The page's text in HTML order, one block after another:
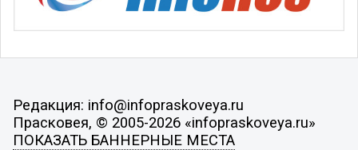
Редакция: info@infopraskoveya.ru
Прасковея, © 2005-2026 «infopraskoveya.ru»
ПОКАЗАТЬ БАННЕРНЫЕ МЕСТА